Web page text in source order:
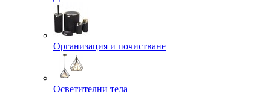
Организация и почистване
Осветителни тела